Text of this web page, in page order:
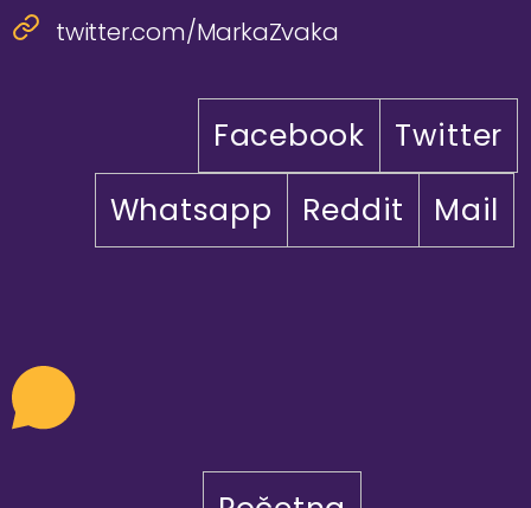
twitter.com/MarkaZvaka
Facebook
Twitter
Whatsapp
Reddit Mail